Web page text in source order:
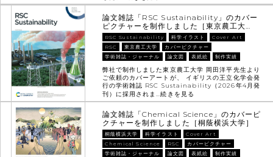
論文雑誌「RSC Sustainability」のカバー
ピクチャーを制作しました［東京農工大…
RSC Sustainability 科学イラスト
Cover Art
RSC
東京農工大学
カバーピクチャー
学術雑誌・ジャーナル
論文図 表紙絵 制作実績
弊社で制作しました東京農工大学 岡田洋平先生より
ご依頼のカバーアートが、 イギリスの王立化学会発
行の学術雑誌 RSC Sustainability（2026年4月発
刊）に採用されま…続きを見る
論文雑誌「Chemical Science」のカバーピ
クチャーを制作しました［桐蔭横浜大学］
桐蔭横浜大学 科学イラスト
Cover Art
Chemical Science
RSC
カバーピクチャー
学術雑誌・ジャーナル
論文図 表紙絵 制作実績